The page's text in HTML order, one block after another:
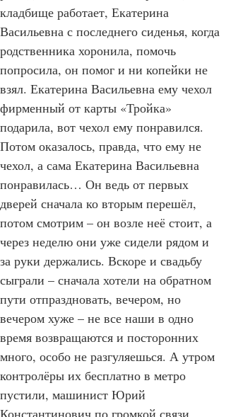
разгадывал. Но человек хороший, на
кладбище работает, Екатерина
Васильевна с последнего сиденья, когда
родственника хоронила, помочь
попросила, он помог и ни копейки не
взял. Екатерина Васильевна ему чехол
фирменный от карты «Тройка»
подарила, вот чехол ему понравился.
Потом оказалось, правда, что ему не
чехол, а сама Екатерина Васильевна
понравилась… Он ведь от первых
дверей сначала ко вторым перешёл,
потом смотрим – он возле неё стоит, а
через неделю они уже сидели рядом и
за руки держались. Вскоре и свадьбу
сыграли – сначала хотели на обратном
пути отпраздновать, вечером, но
вечером хуже – не все наши в одно
время возвращаются и посторонних
много, особо не разгуляешься. А утром
контролёры их бесплатно в метро
пустили, машинист Юрий